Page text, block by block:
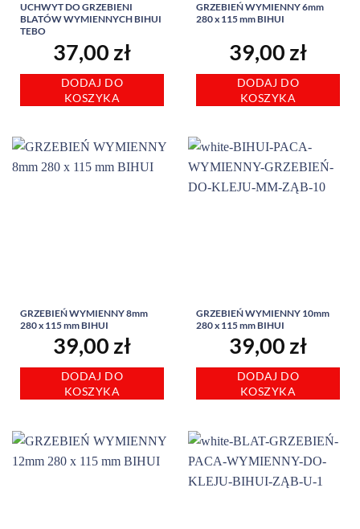
UCHWYT DO GRZEBIENI
BLATÓW WYMIENNYCH BIHUI
TEBO
37,00 zł
DODAJ DO
KOSZYKA
GRZEBIEŃ WYMIENNY 6mm
280 x 115 mm BIHUI
39,00 zł
DODAJ DO
KOSZYKA
GRZEBIEŃ WYMIENNY 8mm
280 x 115 mm BIHUI
39,00 zł
DODAJ DO
KOSZYKA
GRZEBIEŃ WYMIENNY 10mm
280 x 115 mm BIHUI
39,00 zł
DODAJ DO
KOSZYKA